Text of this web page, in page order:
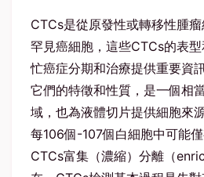
CTCs是從原發性或轉移性腫
罕見癌細胞，這些CTCs的表
忙癌症分期和治療提供重要資
它們的特徵和性質，是一個相
域，也為液體切片提供細胞來
每106個-107個白細胞中可能
CTCs富集（濃縮）分離（